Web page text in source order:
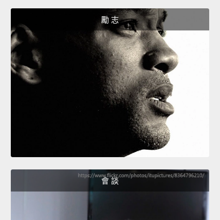
勵 志
會 談